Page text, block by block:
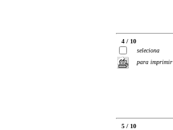
4 / 10
seleciona
para imprimir
5 / 10